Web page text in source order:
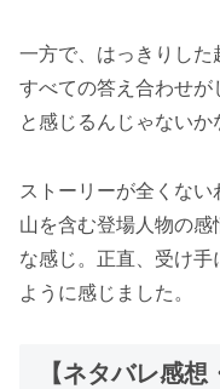
一方で、はっきりし
すべての答え合わせが
と感じるんじゃないか
ストーリーが全くな
山を含む登場人物の
な感じ。正直、受け
ように感じました。
【ネタバレ感